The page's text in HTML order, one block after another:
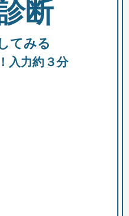
表示
出資
断
てみる
入力約３分